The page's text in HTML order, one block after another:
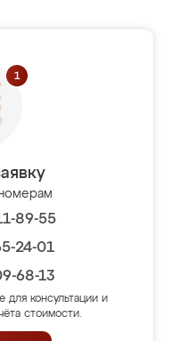
89-55
24-01
68-13
для консультации и
стоимости.